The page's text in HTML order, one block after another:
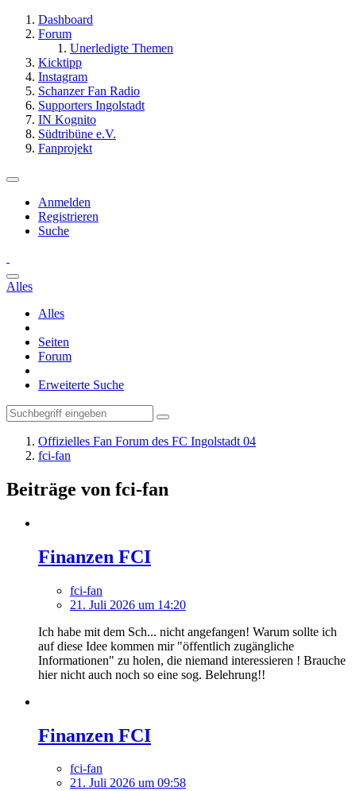
Dashboard
Forum
Unerledigte Themen
Kicktipp
Instagram
Schanzer Fan Radio
Supporters Ingolstadt
IN Kognito
Südtribüne e.V.
Fanprojekt
Anmelden
Registrieren
Suche
Alles
Alles
Seiten
Forum
Erweiterte Suche
Offizielles Fan Forum des FC Ingolstadt 04
fci-fan
Beiträge von fci-fan
Finanzen FCI
fci-fan
21. Juli 2026 um 14:20
Ich habe mit dem Sch... nicht angefangen! Warum sollte ich
auf diese Idee kommen mir "öffentlich zugängliche
Informationen" zu holen, die niemand interessieren ! Brauche
hier nicht auch noch so eine sog. Belehrung!!
Finanzen FCI
fci-fan
21. Juli 2026 um 09:58